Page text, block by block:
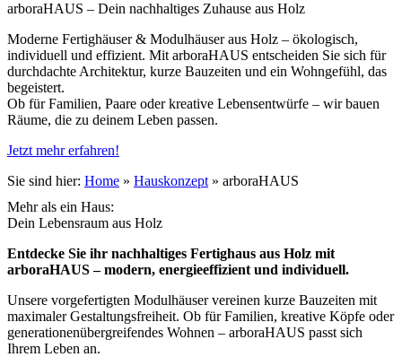
arboraHAUS – Dein nachhaltiges Zuhause aus Holz
Moderne Fertighäuser & Modulhäuser aus Holz – ökologisch,
individuell und effizient. Mit arboraHAUS entscheiden Sie sich für
durchdachte Architektur, kurze Bauzeiten und ein Wohngefühl, das
begeistert.
Ob für Familien, Paare oder kreative Lebensentwürfe – wir bauen
Räume, die zu deinem Leben passen.
Jetzt mehr erfahren!
Sie sind hier: Home » Hauskonzept » arboraHAUS
Mehr als ein Haus:
Dein Lebensraum aus Holz
Entdecke Sie ihr nachhaltiges Fertighaus aus Holz mit
arboraHAUS – modern, energieeffizient und individuell.
Unsere vorgefertigten Modulhäuser vereinen kurze Bauzeiten mit
maximaler Gestaltungsfreiheit. Ob für Familien, kreative Köpfe oder
generationenübergreifendes Wohnen – arboraHAUS passt sich
Ihrem Leben an.